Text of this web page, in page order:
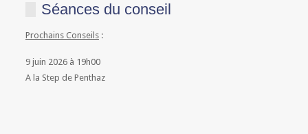
Séances du conseil
Prochains Conseils :
9 juin 2026 à 19h00
A la Step de Penthaz